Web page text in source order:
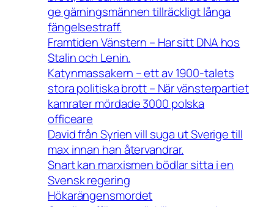
ge gärningsmännen tillräckligt långa
fängelsestraff.
Framtiden Vänstern – Har sitt DNA hos
Stalin och Lenin.
Katynmassakern – ett av 1900-talets
stora politiska brott – När vänsterpartiet
kamrater mördade 3000 polska
officeare
David från Syrien vill suga ut Sverige till
max innan han återvandrar.
Snart kan marxismen bödlar sitta i en
Svensk regering
Hökarängensmordet